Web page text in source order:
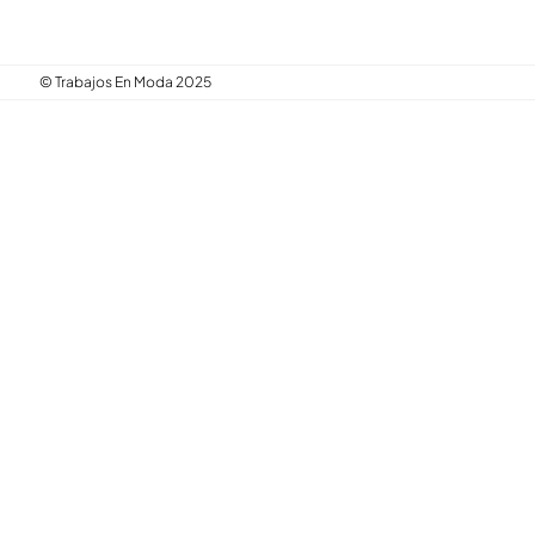
© Trabajos En Moda 2025